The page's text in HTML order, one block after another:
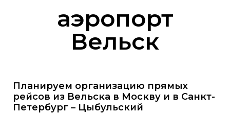
аэропорт
Вельск
Планируем организацию прямых
рейсов из Вельска в Москву и в Санкт-
Петербург – Цыбульский